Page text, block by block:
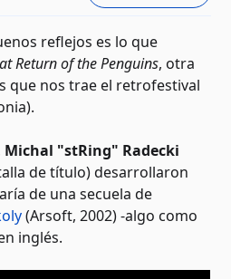
reflejos es lo que
Return of the Penguins, otra
que nos trae el retrofestival
Michal "stRing" Radecki
de título) desarrollaron
de una secuela de
(Arsoft, 2002) -algo como
inglés.